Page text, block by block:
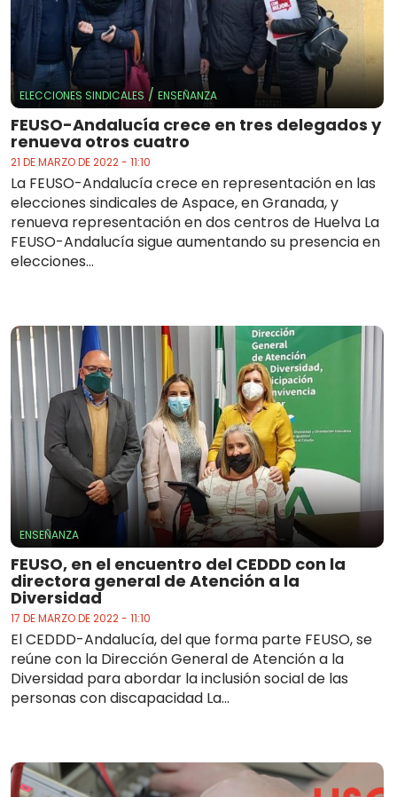
ELECCIONES SINDICALES / ENSEÑANZA
FEUSO-Andalucía crece en tres delegados y
renueva otros cuatro
21 DE MARZO DE 2022 - 11:10
La FEUSO-Andalucía crece en representación en las
elecciones sindicales de Aspace, en Granada, y
renueva representación en dos centros de Huelva La
FEUSO-Andalucía sigue aumentando su presencia en
elecciones...
ENSEÑANZA
FEUSO, en el encuentro del CEDDD con la
directora general de Atención a la
Diversidad
17 DE MARZO DE 2022 - 11:10
El CEDDD-Andalucía, del que forma parte FEUSO, se
reúne con la Dirección General de Atención a la
Diversidad para abordar la inclusión social de las
personas con discapacidad La...